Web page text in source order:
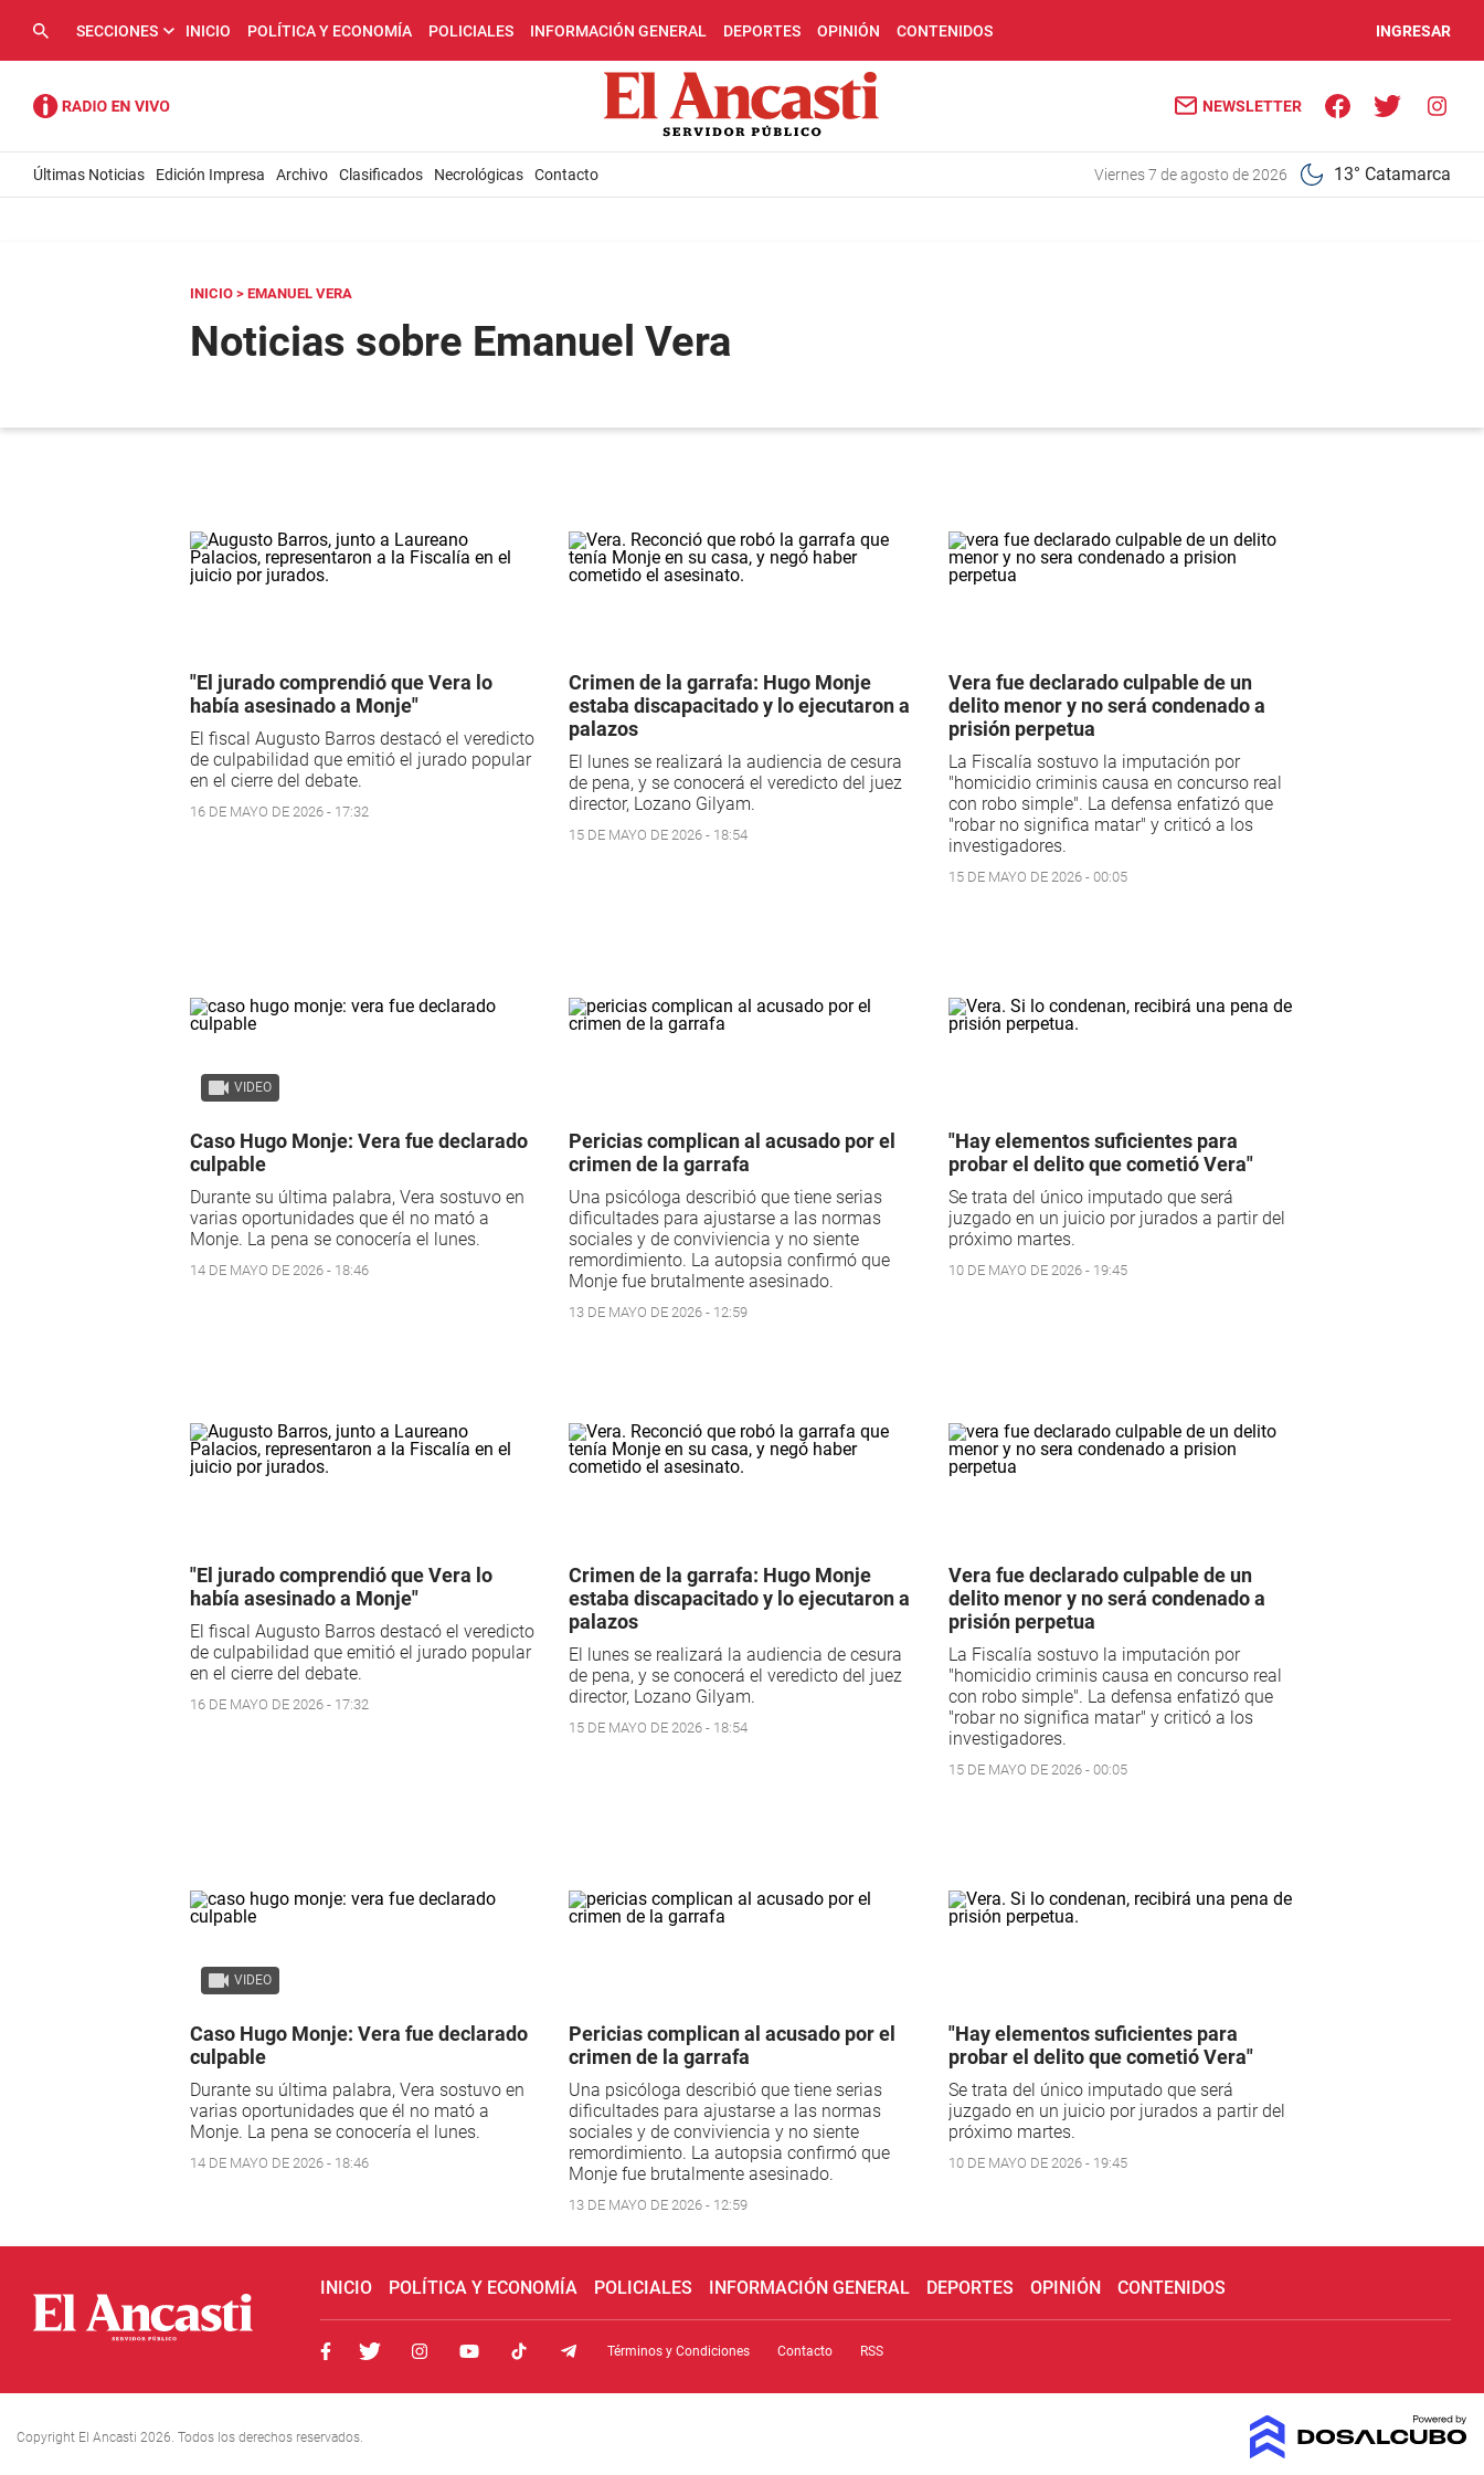
SECCIONES INICIO POLÍTICA Y ECONOMÍA POLICIALES INFORMACIÓN GENERAL DEPORTES OPINIÓN CONTENIDOS INGRESAR
NEWSLETTER
Últimas Noticias Edición Impresa Archivo Clasificados Necrológicas Contacto viernes 7 de agosto de 2026 13° Catamarca
INICIO > EMANUEL VERA
Noticias sobre Emanuel Vera
"El jurado comprendió que Vera lo
había asesinado a Monje"
El fiscal Augusto Barros destacó el veredicto
de culpabilidad que emitió el jurado popular
en el cierre del debate.
16 DE MAYO DE 2026 - 17:32
Crimen de la garrafa: Hugo Monje
estaba discapacitado y lo ejecutaron a
palazos
El lunes se realizará la audiencia de cesura
de pena, y se conocerá el veredicto del juez
director, Lozano Gilyam.
15 DE MAYO DE 2026 - 18:54
Vera fue declarado culpable de un
delito menor y no será condenado a
prisión perpetua
La Fiscalía sostuvo la imputación por
"homicidio criminis causa en concurso real
con robo simple". La defensa enfatizó que
"robar no significa matar" y criticó a los
investigadores.
15 DE MAYO DE 2026 - 00:05
VIDEO
Caso Hugo Monje: Vera fue declarado
culpable
Durante su última palabra, Vera sostuvo en
varias oportunidades que él no mató a
Monje. La pena se conocería el lunes.
14 DE MAYO DE 2026 - 18:46
Pericias complican al acusado por el
crimen de la garrafa
Una psicóloga describió que tiene serias
dificultades para ajustarse a las normas
sociales y de conviviencia y no siente
remordimiento. La autopsia confirmó que
Monje fue brutalmente asesinado.
13 DE MAYO DE 2026 - 12:59
"Hay elementos suficientes para
probar el delito que cometió Vera"
Se trata del único imputado que será
juzgado en un juicio por jurados a partir del
próximo martes.
10 DE MAYO DE 2026 - 19:45
"El jurado comprendió que Vera lo
había asesinado a Monje"
El fiscal Augusto Barros destacó el veredicto
de culpabilidad que emitió el jurado popular
en el cierre del debate.
16 DE MAYO DE 2026 - 17:32
Crimen de la garrafa: Hugo Monje
estaba discapacitado y lo ejecutaron a
palazos
El lunes se realizará la audiencia de cesura
de pena, y se conocerá el veredicto del juez
director, Lozano Gilyam.
15 DE MAYO DE 2026 - 18:54
Vera fue declarado culpable de un
delito menor y no será condenado a
prisión perpetua
La Fiscalía sostuvo la imputación por
"homicidio criminis causa en concurso real
con robo simple". La defensa enfatizó que
"robar no significa matar" y criticó a los
investigadores.
15 DE MAYO DE 2026 - 00:05
VIDEO
Caso Hugo Monje: Vera fue declarado
culpable
Durante su última palabra, Vera sostuvo en
varias oportunidades que él no mató a
Monje. La pena se conocería el lunes.
14 DE MAYO DE 2026 - 18:46
Pericias complican al acusado por el
crimen de la garrafa
Una psicóloga describió que tiene serias
dificultades para ajustarse a las normas
sociales y de conviviencia y no siente
remordimiento. La autopsia confirmó que
Monje fue brutalmente asesinado.
13 DE MAYO DE 2026 - 12:59
"Hay elementos suficientes para
probar el delito que cometió Vera"
Se trata del único imputado que será
juzgado en un juicio por jurados a partir del
próximo martes.
10 DE MAYO DE 2026 - 19:45
INICIO POLÍTICA Y ECONOMÍA POLICIALES INFORMACIÓN GENERAL DEPORTES OPINIÓN CONTENIDOS
Términos y Condiciones Contacto RSS
Copyright El Ancasti 2026. Todos los derechos reservados.